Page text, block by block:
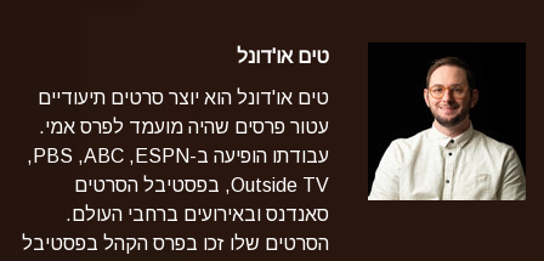
טים או'דונל
טים או'דונל הוא יוצר סרטים תיעודיים
עטור פרסים שהיה מועמד לפרס אמי.
עבודתו הופיעה ב-ESPN,‏ ABC,‏ PBS,‏
Outside TV, בפסטיבל הסרטים
סאנדנס ובאירועים ברחבי העולם.
הסרטים שלו זכו בפרס הקהל בפסטיבל